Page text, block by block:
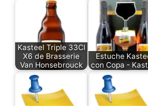
Kasteel Triple 33Cl
X6 de Brasserie
Van Honsebrouck
Estuche
con Copa -